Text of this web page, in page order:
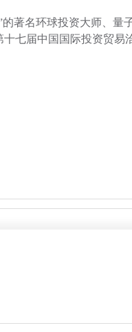
名环球投资大师、量
七届中国国际投资贸易